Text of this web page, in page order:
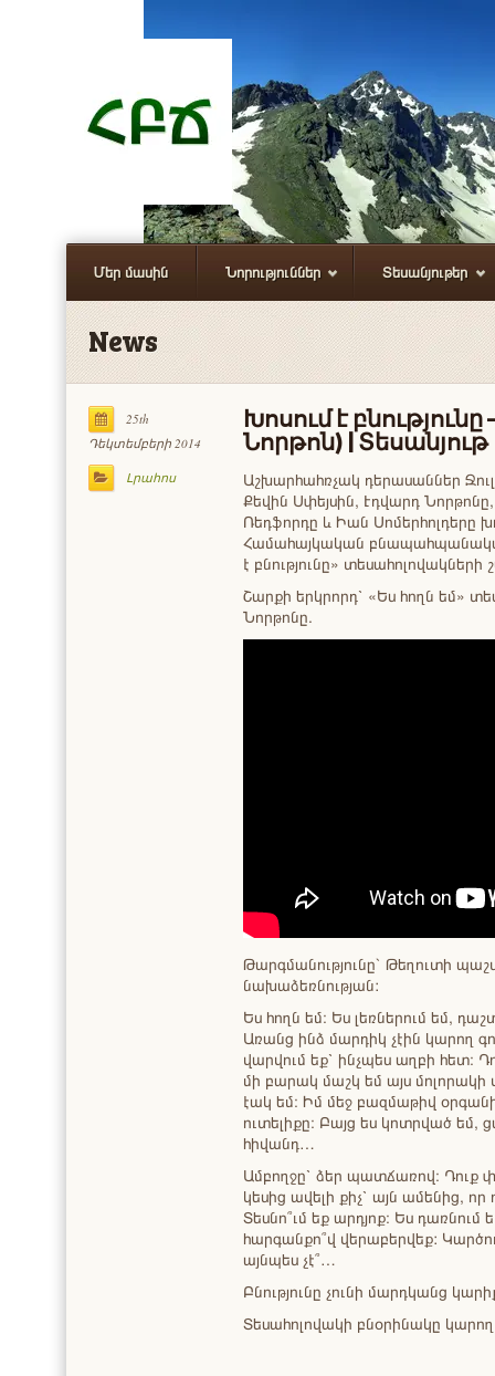
Մեր մասին Նորություններ Տեսանյութեր
News
25th
Դեկտեմբերի 2014
Լրահոս
Խոսում է
Նորթոն) | Տեսանյութ
Աշխարհահռչակ դերասաններ
Քեվին Սփեյսին, Էդվարդ
Ռեդֆորդը և Իան Սոմերհոլդերը
Համահայկական
է բնությունը»
Շարքի երկրորդ՝ «Ես հողն եմ»
Նորթոնը.
Թարգմանությունը` Թեղուտի
նախաձեռնության:
Ես հողն եմ։ Ես լեռներում եմ,
Առանց ինձ մարդիկ չէին կարող
վարվում եք՝ ինչպես աղբի հետ։
մի բարակ մաշկ եմ այս
էակ եմ։ Իմ մեջ բազմաթիվ
ուտելիքը։ Բայց ես կոտրված եմ,
հիվանդ…
Ամբողջը՝ ձեր պատճառով։ Դուք
կեսից ավելի քիչ՝ այն ամենից,
Տեսնո՞ւմ եք արդյոք։ Ես
հարգանքո՞վ վերաբերվեք:
այնպես չէ՞…
Բնությունը չունի մարդկանց
Տեսահոլովակի բնօրինակը